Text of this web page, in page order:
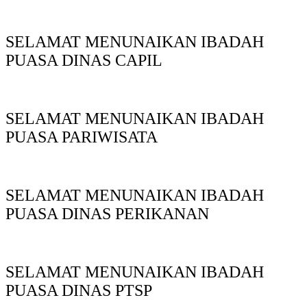
SELAMAT MENUNAIKAN IBADAH
PUASA DINAS CAPIL
SELAMAT MENUNAIKAN IBADAH
PUASA PARIWISATA
SELAMAT MENUNAIKAN IBADAH
PUASA DINAS PERIKANAN
SELAMAT MENUNAIKAN IBADAH
PUASA DINAS PTSP